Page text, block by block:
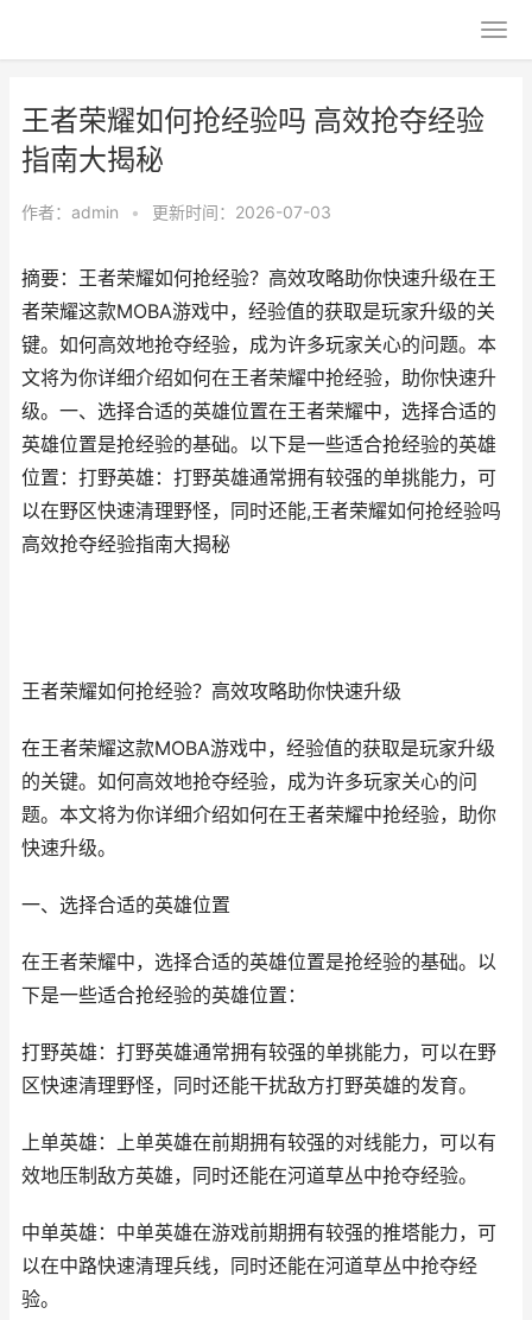
王者荣耀如何抢经验吗 高效抢夺经验
指南大揭秘
作者： admin • 更新时间：2026-07-03
摘要：王者荣耀如何抢经验？高效攻略助你快速升级在王
者荣耀这款MOBA游戏中，经验值的获取是玩家升级的关
键。如何高效地抢夺经验，成为许多玩家关心的问题。本
文将为你详细介绍如何在王者荣耀中抢经验，助你快速升
级。一、选择合适的英雄位置在王者荣耀中，选择合适的
英雄位置是抢经验的基础。以下是一些适合抢经验的英雄
位置：打野英雄：打野英雄通常拥有较强的单挑能力，可
以在野区快速清理野怪，同时还能,王者荣耀如何抢经验吗
高效抢夺经验指南大揭秘
王者荣耀如何抢经验？高效攻略助你快速升级
在王者荣耀这款MOBA游戏中，经验值的获取是玩家升级
的关键。如何高效地抢夺经验，成为许多玩家关心的问
题。本文将为你详细介绍如何在王者荣耀中抢经验，助你
快速升级。
一、选择合适的英雄位置
在王者荣耀中，选择合适的英雄位置是抢经验的基础。以
下是一些适合抢经验的英雄位置：
打野英雄：打野英雄通常拥有较强的单挑能力，可以在野
区快速清理野怪，同时还能干扰敌方打野英雄的发育。
上单英雄：上单英雄在前期拥有较强的对线能力，可以有
效地压制敌方英雄，同时还能在河道草丛中抢夺经验。
中单英雄：中单英雄在游戏前期拥有较强的推塔能力，可
以在中路快速清理兵线，同时还能在河道草丛中抢夺经
验。